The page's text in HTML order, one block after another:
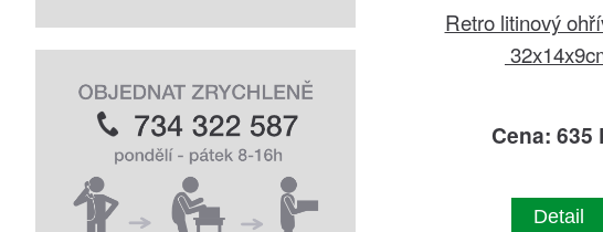
Retro litinový
Cena: 635
Detail